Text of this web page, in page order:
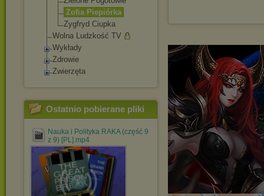
Zofia Piepiórka
Zygfryd Ciupka
Wolna Ludzkość TV
Wykłady
Zdrowie
Zwierzęta
Ostatnio pobierane pliki
Nauka i Polityka RAKA (część 9
z 9) [PL].mp4